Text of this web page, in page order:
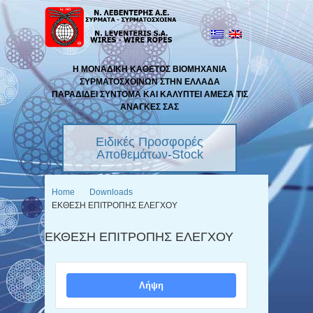
Η ΜΟΝΑΔΙΚΗ ΚΑΘΕΤΟΣ ΒΙΟΜΗΧΑΝΙΑ
ΣΥΡΜΑΤΟΣΧΟΙΝΩΝ ΣΤΗΝ ΕΛΛΑΔΑ
ΠΑΡΑΔΙΔΕΙ ΣΥΝΤΟΜΑ ΚΑΙ ΚΑΛΥΠΤΕΙ ΑΜΕΣΑ ΤΙΣ
ΑΝΑΓΚΕΣ ΣΑΣ
Ειδικές Προσφορές
Αποθεμάτων-Stock
Home
Downloads
ΕΚΘΕΣΗ ΕΠΙΤΡΟΠΗΣ ΕΛΕΓΧΟΥ
ΕΚΘΕΣΗ ΕΠΙΤΡΟΠΗΣ ΕΛΕΓΧΟΥ
Λήψη